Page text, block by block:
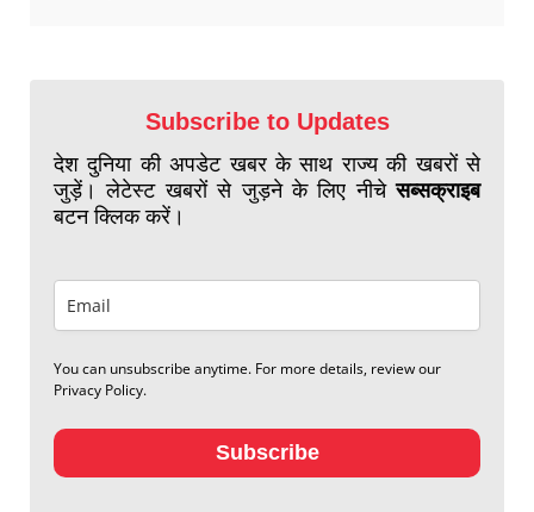
Subscribe to Updates
देश दुनिया की अपडेट खबर के साथ राज्य की खबरों से
जुड़ें। लेटेस्ट खबरों से जुड़ने के लिए नीचेसब्सक्राइब
बटन क्लिक करें।
You can unsubscribe anytime. For more details, review our
Privacy Policy.
Subscribe